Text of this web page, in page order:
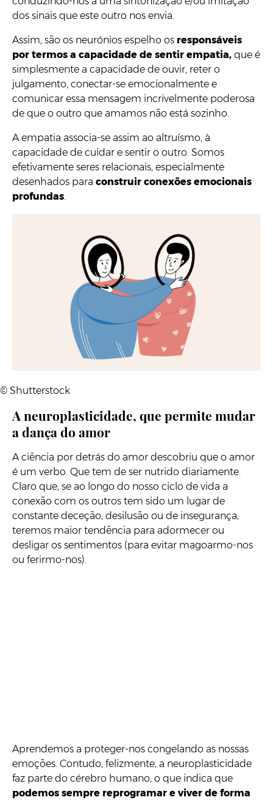
dos sinais que este outro nos envia.
Assim, são os neurónios espelho os responsáveis
por termos a capacidade de sentir empatia, que é
simplesmente a capacidade de ouvir, reter o
julgamento, conectar-se emocionalmente e
comunicar essa mensagem incrivelmente poderosa
de que o outro que amamos não está sozinho.
A empatia associa-se assim ao altruísmo, à
capacidade de cuidar e sentir o outro. Somos
efetivamente seres relacionais, especialmente
desenhados para construir conexões emocionais
profundas.
© Shutterstock
A neuroplasticidade, que permite mudar
a dança do amor
A ciência por detrás do amor descobriu que o amor
é um verbo. Que tem de ser nutrido diariamente.
Claro que, se ao longo do nosso ciclo de vida a
conexão com os outros tem sido um lugar de
constante deceção, desilusão ou de insegurança,
teremos maior tendência para adormecer ou
desligar os sentimentos (para evitar magoarmo-nos
ou ferirmo-nos).
Aprendemos a proteger-nos congelando as nossas
emoções. Contudo, felizmente, a neuroplasticidade
faz parte do cérebro humano, o que indica que
podemos sempre reprogramar e viver de forma